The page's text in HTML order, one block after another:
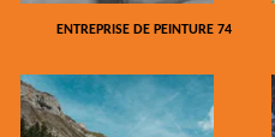
ENTREPRISE DE PEINTURE 74